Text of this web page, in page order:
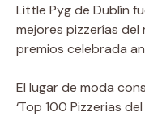
Little Pyg de Dublín
mejores pizzerías
premios celebrada
El lugar de moda
‘Top 100 Pizzerias